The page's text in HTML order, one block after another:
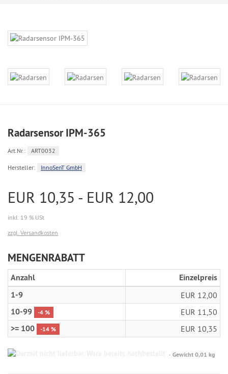
Radarsensor IPM-365
Art.Nr.: ART0032
Hersteller: InnoSenT GmbH
EUR 10,35 - EUR 12,00
inkl. 19 % USt
zzgl. Versandkosten
MENGENRABATT
Anzahl
Einzelpreis
1-9
EUR 12,00
10-99 -4 % EUR 11,50
>= 100 -14 % EUR 10,35
Gewicht 0,01 kg